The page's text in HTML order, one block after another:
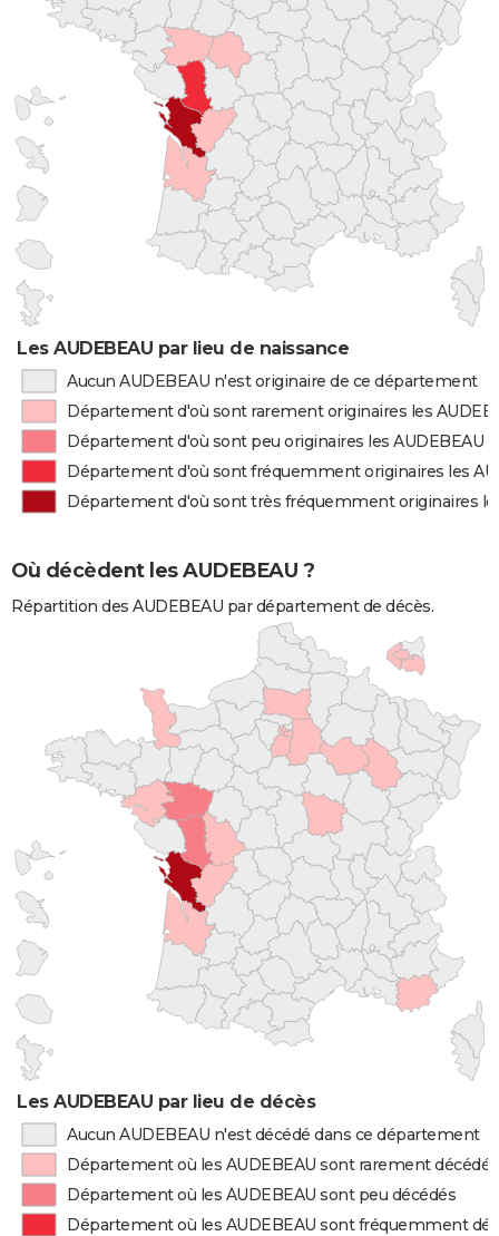
Les AUDEBEAU par lieu de naissance
Aucun AUDEBEAU n'est originaire de ce département
Département d'où sont rarement originaires les
Département d'où sont peu originaires les AUDEBEAU
Département d'où sont fréquemment originaires les
Département d'où sont très fréquemment originaires
Où décèdent les AUDEBEAU ?
Répartition des AUDEBEAU par département de décès.
Les AUDEBEAU par lieu de décès
Aucun AUDEBEAU n'est décédé dans ce département
Département où les AUDEBEAU sont rarement décédés
Département où les AUDEBEAU sont peu décédés
Département où les AUDEBEAU sont fréquemment